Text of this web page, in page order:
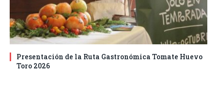
Presentación de la Ruta Gastronómica Tomate Huevo
Toro 2026